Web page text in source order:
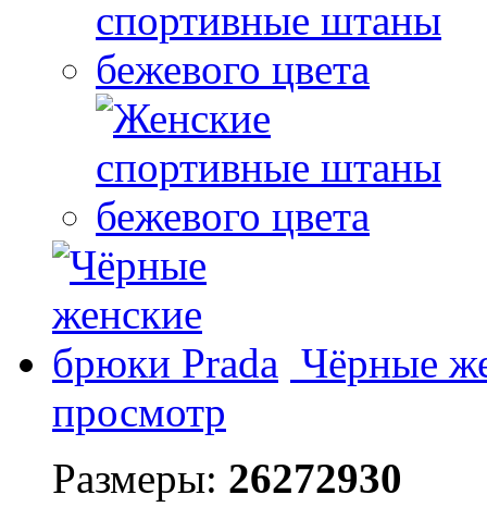
Чёрные
просмотр
Размеры: 26272930